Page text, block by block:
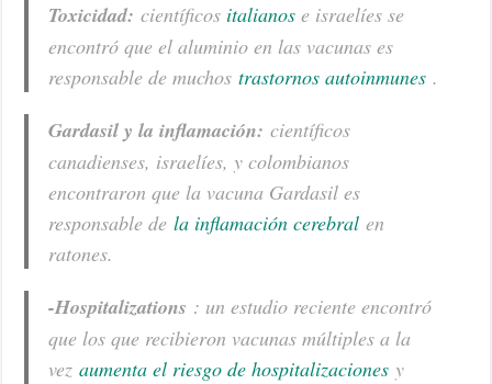
Toxicidad: científicos italianos e israelíes se
encontró que el aluminio en las vacunas es
responsable de muchostrastornos autoinmunes .
Gardasil y la inflamación: científicos
canadienses, israelíes, y colombianos
encontraron que la vacuna Gardasil es
responsable dela inflamación cerebral en
ratones.
-Hospitalizations : un estudio reciente encontró
que los que recibieron vacunas múltiples a la
vezaumenta el riesgo de hospitalizaciones y